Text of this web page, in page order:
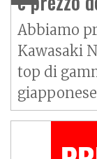
Abbiamo
Kawasaki
top di